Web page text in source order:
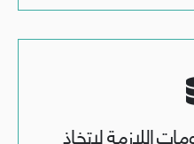
اللازمـة لاتخـاذ